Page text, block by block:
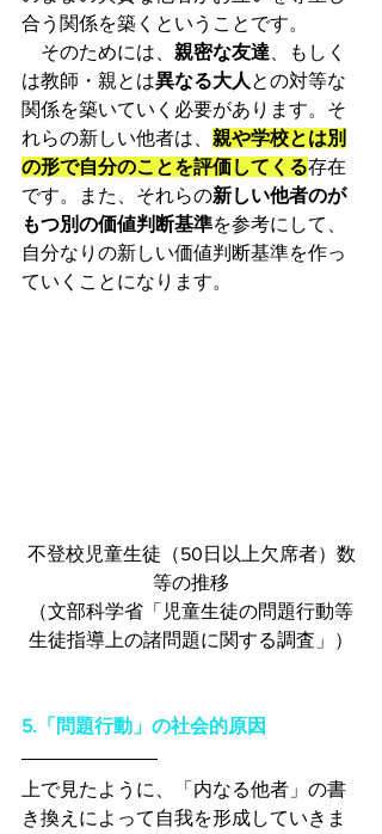
合う関係を築くということです。
そのためには、 親密な友達 、もしく
は教師・親とは異なる大人 との対等な
関係を築いていく必要があります。そ
れらの新しい他者は、 親や学校とは別
の形で自分のことを評価してくる存在
です。また、それらの新しい他者のが
もつ別の価値判断基準を参考にして、
自分なりの新しい価値判断基準を作っ
ていくことになります。
不登校児童生徒（50日以上欠席者）数
等の推移
（文部科学省「児童生徒の問題行動等
生徒指導上の諸問題に関する調査」）
5.「問題行動」の社会的原因
上で見たように、「内なる他者」の書
き換えによって自我を形成していきま